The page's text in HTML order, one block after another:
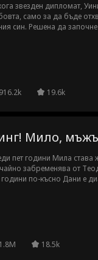
звезден дипломат,
само за да бъде
син. Решена да
бойното поле, Уини
да се изправи пред
916.2k 19.6k
Мило,
пет години Мила става
забременява от
години по-късно Дани е
бързо се разпалват
1.8M 18.5k